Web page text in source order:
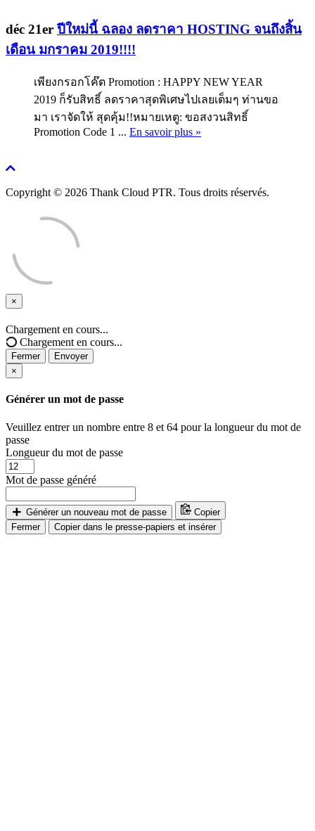
déc 21erปีใหม่นี้ ฉลอง ลดราคา HOSTING จนถึงสิ้น
เดือน มกราคม 2019!!!!
เพียงกรอกโค๊ต Promotion : HAPPY NEW YEAR
2019 ก็รับสิทธิ์ ลดราคาสุดพิเศษไปเลยเต็มๆ ท่านขอ
มา เราจัดให้ สุดคุ้ม!!หมายเหตู: ขอสงวนสิทธิ์
Promotion Code 1 ... En savoir plus »
Copyright © 2026 Thank Cloud PTR. Tous droits réservés.
×
Fermer
Chargement en cours...
Chargement en cours...
Fermer
Envoyer
×
Générer un mot de passe
Veuillez entrer un nombre entre 8 et 64 pour la longueur du mot de
passe
Longueur du mot de passe
Mot de passe généré
Générer un nouveau mot de passe
Copier
Fermer
Copier dans le presse-papiers et insérer